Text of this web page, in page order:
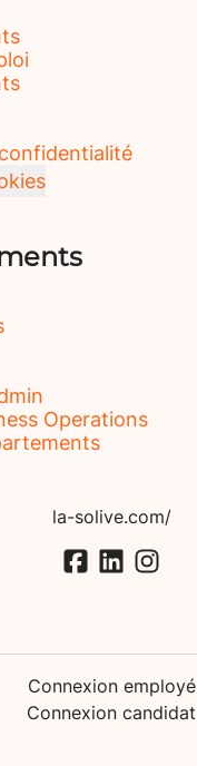
Operations
la-solive.com/
Connexion employé
Connexion candidat